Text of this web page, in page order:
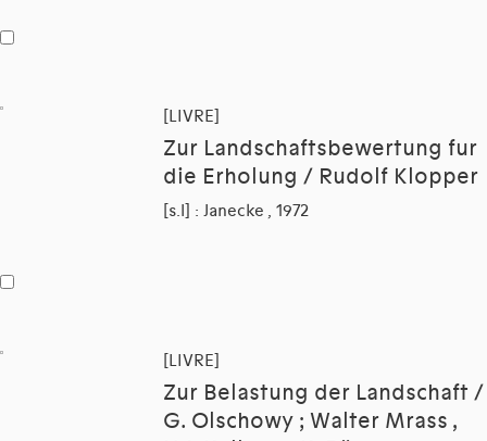
[LIVRE]
Zur Landschaftsbewertung fur
die Erholung / Rudolf Klopper
[s.l] : Janecke , 1972
[LIVRE]
Zur Belastung der Landschaft /
G. Olschowy ; Walter Mrass ,